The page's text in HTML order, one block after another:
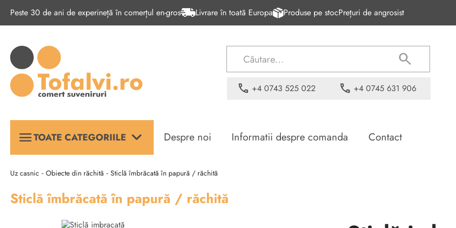
Peste 30 de ani de experineță în comerțul en-gros Livrare în toată Europa Produse pe stocPrețuri de angrosist
search
phone +4 0743 525 022 phone +4 0745 631 906
menuTOATE CATEGORIILE keyboard_arrow_down Despre noi Informatii despre comanda Contact
Uz casnic - Obiecte din răchită - Sticlă îmbrăcată în papură / răchită
Sticlă îmbrăcată în papură / răchită